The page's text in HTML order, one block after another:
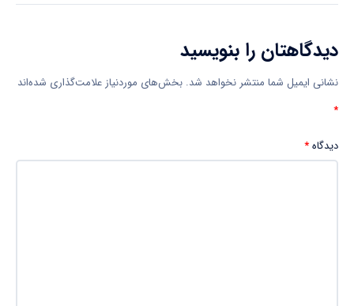
دیدگاهتان را بنویسید
نشانی ایمیل شما منتشر نخواهد شد. بخش‌های موردنیاز علامت‌گذاری شده‌اند
*
دیدگاه*